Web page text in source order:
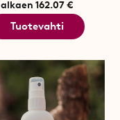
alkaen 162.07 €
Tuotevahti